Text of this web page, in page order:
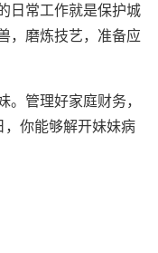
日常工作就是保护城
磨炼技艺，准备应
管理好家庭财务，
你能够解开妹妹病